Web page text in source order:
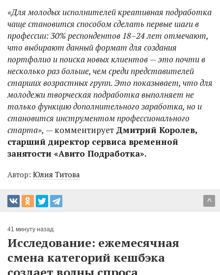
«Для молодых исполнителей креативная подработка
чаще становится способом сделать первые шаги в
профессии: 30% респондентов 18–24 лет отмечают,
что выбирают данный формат для создания
портфолио и поиска новых клиентов — это почти в
несколько раз больше, чем среди представителей
старших возрастных групп. Это показывает, что для
молодежи творческая подработка выполняет не
только функцию дополнительного заработка, но и
становится инструментом профессионального
старта», — комментирует Дмитрий Королев,
старший директор сервиса временной
занятости «Авито Подработка».
Автор: Юлия Титова
^
41 минуту назад
Исследование: ежемесячная
смена категорий кешбэка